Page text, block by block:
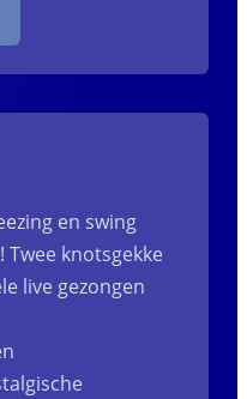
en swing
knotsgekke
live gezongen